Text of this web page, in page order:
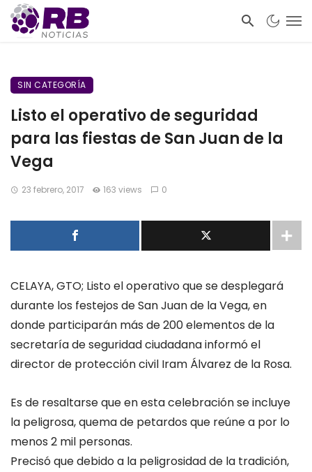
SIN CATEGORÍA
Listo el operativo de seguridad
para las fiestas de San Juan de la
Vega
23 febrero, 2017 163 views 0
CELAYA, GTO; Listo el operativo que se desplegará
durante los festejos de San Juan de la Vega, en
donde participarán más de 200 elementos de la
secretaría de seguridad ciudadana informó el
director de protección civil Iram Álvarez de la Rosa.
Es de resaltarse que en esta celebración se incluye
la peligrosa, quema de petardos que reúne a por lo
menos 2 mil personas.
Precisó que debido a la peligrosidad de la tradición,